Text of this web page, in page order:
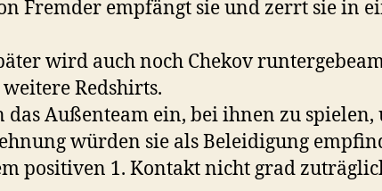
Fremder empfängt sie und zerrt sie in
wird auch noch Chekov
Redshirts.
das Außenteam ein, bei ihnen zu spielen,
würden sie als Beleidigung
positiven 1. Kontakt nicht grad